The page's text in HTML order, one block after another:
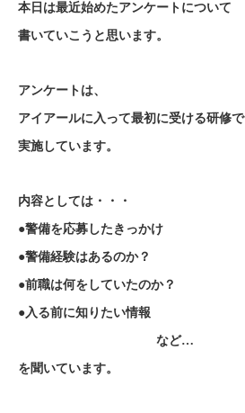
本日は最近始めたアンケートについて
書いていこうと思います。
アンケートは、
アイアールに入って最初に受ける研修で
実施しています。
内容としては・・・
●警備を応募したきっかけ
●警備経験はあるのか？
●前職は何をしていたのか？
●入る前に知りたい情報
など…
を聞いています。